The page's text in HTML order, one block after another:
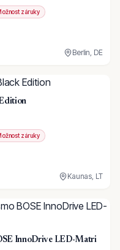
záruky
Berlin, DE
záruky
Kaunas, LT
InnoDrive LED-Matri